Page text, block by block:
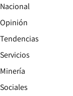
Nacional
Opinión
Tendencias
Servicios
Minería
Sociales